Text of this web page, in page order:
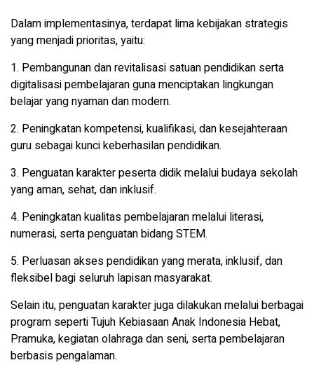
Dalam implementasinya, terdapat lima kebijakan strategis
yang menjadi prioritas, yaitu:
1. Pembangunan dan revitalisasi satuan pendidikan serta
digitalisasi pembelajaran guna menciptakan lingkungan
belajar yang nyaman dan modern.
2. Peningkatan kompetensi, kualifikasi, dan kesejahteraan
guru sebagai kunci keberhasilan pendidikan.
3. Penguatan karakter peserta didik melalui budaya sekolah
yang aman, sehat, dan inklusif.
4. Peningkatan kualitas pembelajaran melalui literasi,
numerasi, serta penguatan bidang STEM.
5. Perluasan akses pendidikan yang merata, inklusif, dan
fleksibel bagi seluruh lapisan masyarakat.
Selain itu, penguatan karakter juga dilakukan melalui berbagai
program seperti Tujuh Kebiasaan Anak Indonesia Hebat,
Pramuka, kegiatan olahraga dan seni, serta pembelajaran
berbasis pengalaman.